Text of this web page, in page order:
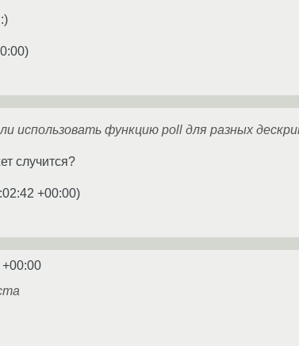
)
использовать функцию poll для разных
случится?
+00:00)